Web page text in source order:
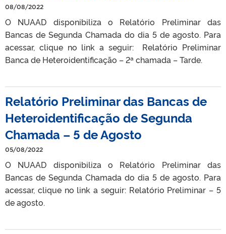
08/08/2022
O NUAAD disponibiliza o Relatório Preliminar das
Bancas de Segunda Chamada do dia 5 de agosto. Para
acessar, clique no link a seguir: Relatório Preliminar
Banca de Heteroidentificação – 2ª chamada – Tarde.
Relatório Preliminar das Bancas de
Heteroidentificação de Segunda
Chamada – 5 de Agosto
05/08/2022
O NUAAD disponibiliza o Relatório Preliminar das
Bancas de Segunda Chamada do dia 5 de agosto. Para
acessar, clique no link a seguir: Relatório Preliminar – 5
de agosto.